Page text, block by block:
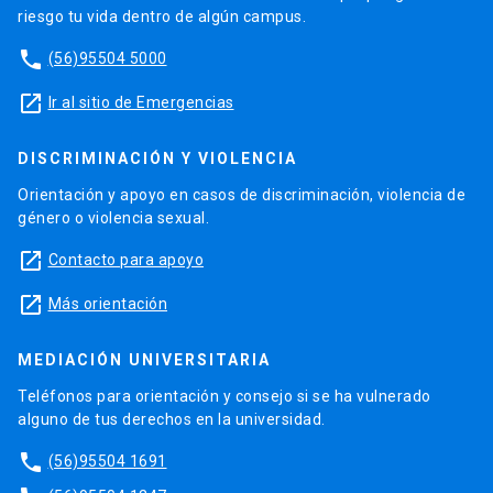
riesgo tu vida dentro de algún campus.
phone (56)95504 5000
launch Ir al sitio de Emergencias
DISCRIMINACIÓN Y VIOLENCIA
Orientación y apoyo en casos de discriminación, violencia de
género o violencia sexual.
launch Contacto para apoyo
launch Más orientación
MEDIACIÓN UNIVERSITARIA
Teléfonos para orientación y consejo si se ha vulnerado
alguno de tus derechos en la universidad.
phone (56)95504 1691